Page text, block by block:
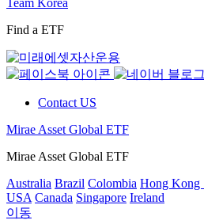
Find a ETF
Contact US
Mirae Asset Global ETF
Mirae Asset Global ETF
Australia Brazil Colombia Hong Kong
USA Canada Singapore Ireland
이동